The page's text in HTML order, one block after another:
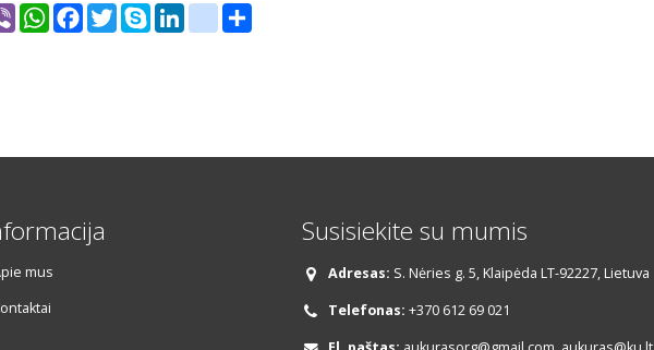
ViberWhatsAppFacebook
TwitterSkypeLinkedIngoogle_bookmarks
Share
mus
Susisiekite su mumis
Adresas: S. Nėries g. 5, Klaipėda LT-92227, Lietuva
Telefonas: +370 612 69 021